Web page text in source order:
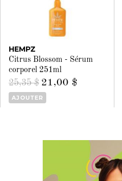
HEMPZ
Citrus Blossom - Sérum
corporel 251ml
25,35 $ 21,00 $
AJOUTER